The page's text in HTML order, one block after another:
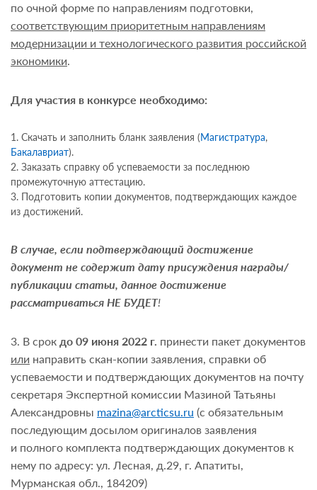
по очной форме по направлениям подготовки,
соответствующим приоритетным направлениям
модернизации и технологического развития российской
экономики.
Для участия в конкурсе необходимо:
Скачать и заполнить бланк заявления (Магистратура,
Бакалавриат).
Заказать справку об успеваемости за последнюю
промежуточную аттестацию.
Подготовить копии документов, подтверждающих каждое
из достижений.
В случае, если подтверждающий достижение
документ не содержит дату присуждения награды/
публикации статьи, данное достижение
рассматриваться НЕ БУДЕТ!
3. В срок до 09 июня 2022 г. принести пакет документов
или направить скан-копии заявления, справки об
успеваемости и подтверждающих документов на почту
секретаря Экспертной комиссии Мазиной Татьяны
Александровны mazina@arcticsu.ru (с обязательным
последующим досылом оригиналов заявления
и полного комплекта подтверждающих документов к
нему по адресу: ул. Лесная, д.29, г. Апатиты,
Мурманская обл., 184209)